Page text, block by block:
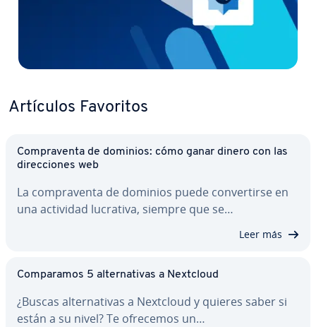
Artículos Favoritos
Co­m­pra­ve­n­ta de dominios: cómo ganar dinero con las
di­re­c­cio­nes web
La co­m­pra­ve­n­ta de dominios puede co­n­ve­r­ti­r­se en
una actividad lucrativa, siempre que se…
Leer más
Co­m­pa­ra­mos 5 al­te­r­na­ti­vas a Nextcloud
¿Buscas al­te­r­na­ti­vas a Nextcloud y quieres saber si
están a su nivel? Te ofrecemos un…